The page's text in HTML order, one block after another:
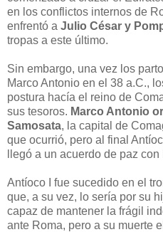
en los conflictos internos de
enfrentó a Julio César y
tropas a este último.
Sin embargo, una vez los
Marco Antonio en el 38 a.C.,
postura hacía el reino de
sus tesoros. Marco Antonio
Samosata, la capital de
que ocurrió, pero al final
llegó a un acuerdo de paz con
Antíoco I fue sucedido en el
que, a su vez, lo sería por su
capaz de mantener la frágil
ante Roma, pero a su muerte